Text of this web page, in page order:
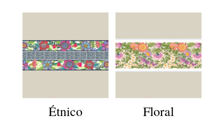
precios:
$30,00
hasta
$60,00
hasta
Étnico Floral